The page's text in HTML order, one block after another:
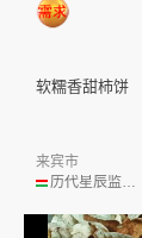
软糯香甜柿饼
来宾市